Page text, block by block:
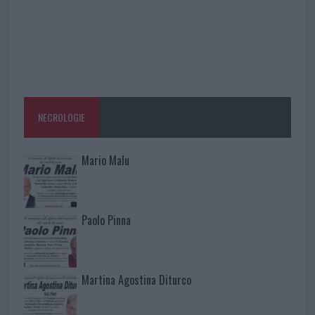
NECROLOGIE
Mario Malu
Paolo Pinna
Martina Agostina Diturco